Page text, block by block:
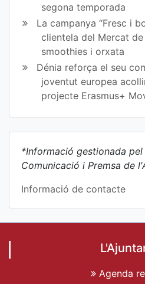
segona temporada
La campanya “Fresc i
clientela del Mercat
smoothies i orxata
Dénia reforça el seu
joventut europea
projecte Erasmus+
*Informació gestionada
Comunicació i Premsa de
Informació de contacte
Agenda